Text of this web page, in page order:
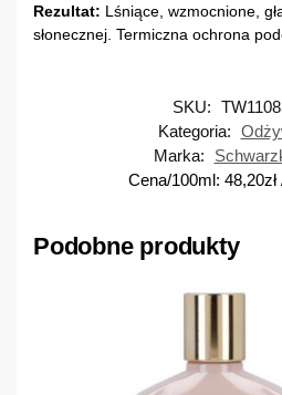
Rezultat: Lśniące, wzmocnione,
słonecznej. Termiczna ochrona
SKU:
Kategoria:
Marka:
Cena/100ml: 48,20zł
Podobne produkty